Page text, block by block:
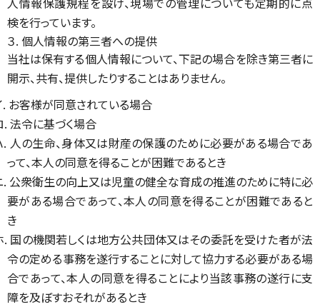
検を行っています。
３. 個人情報の第三者への提供
当社は保有する個人情報について、下記の場合を除き第三者に
開示、共有、提供したりすることはありません。
. お客様が同意されている場合
. 法令に基づく場合
. 人の生命、身体又は財産の保護のために必要がある場合であ
って、本人の同意を得ることが困難であるとき
. 公衆衛生の向上又は児童の健全な育成の推進のために特に必
要がある場合であって、本人の同意を得ることが困難であると
き
. 国の機関若しくは地方公共団体又はその委託を受けた者が法
令の定める事務を遂行することに対して協力する必要がある場
合であって、本人の同意を得ることにより当該事務の遂行に支
障を及ぼすおそれがあるとき